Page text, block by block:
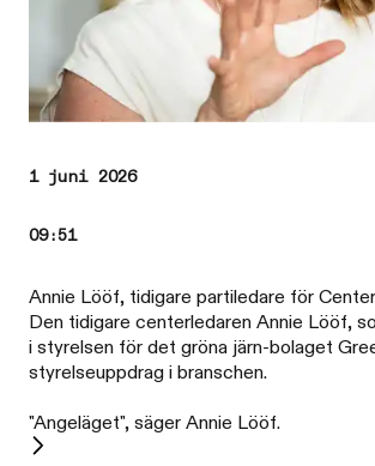
1 juni 2026
09:51
Annie Lööf, tidigare partiledare för
Den tidigare centerledaren Annie Lööf,
i styrelsen för det gröna järn-bolaget
styrelseuppdrag i branschen.
"Angeläget", säger Annie Lööf.